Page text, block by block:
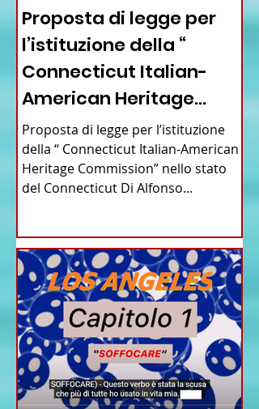
Proposta di legge per
l’istituzione della “
Connecticut Italian-
American Heritage
Commission” nello stato
del Connecticut
Proposta di legge per l’istituzione
della “ Connecticut Italian-American
Heritage Commission” nello stato
del Connecticut Di Alfonso...